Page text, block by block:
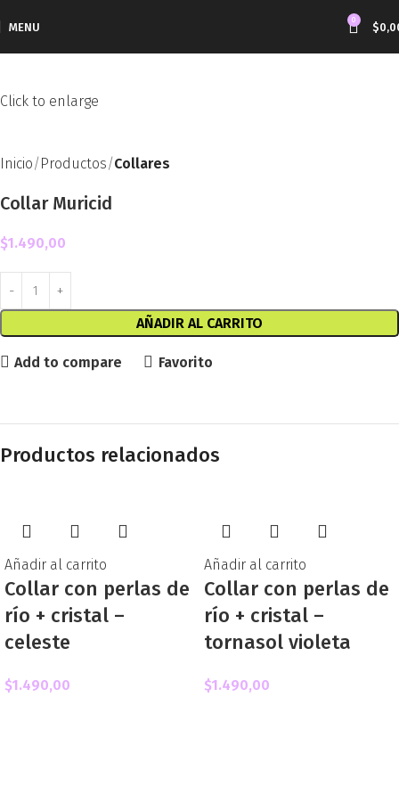
MENU
0
$
Click to enlarge
Inicio Productos Collares
Collar Muricid
$1.490,00
AÑADIR AL CARRITO
Add to compare Favorito
Productos relacionados
Añadir al carrito
Collar con perlas de
río + cristal –
celeste
$1.490,00
Añadir al carrito
Collar con perlas de
río + cristal –
tornasol violeta
$1.490,00